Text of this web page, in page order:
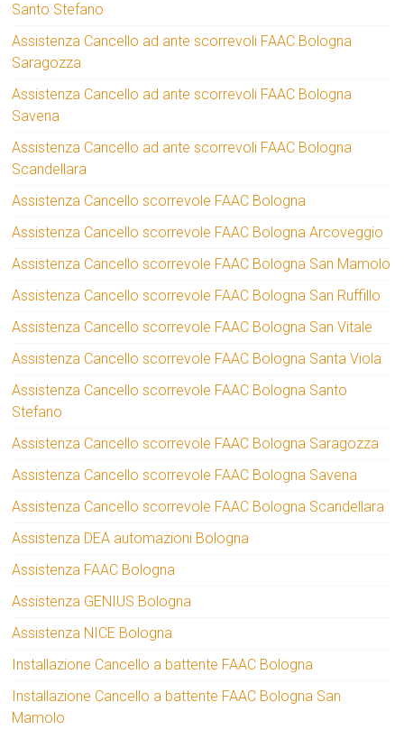
Santo Stefano
Assistenza Cancello ad ante scorrevoli FAAC Bologna
Saragozza
Assistenza Cancello ad ante scorrevoli FAAC Bologna
Savena
Assistenza Cancello ad ante scorrevoli FAAC Bologna
Scandellara
Assistenza Cancello scorrevole FAAC Bologna
Assistenza Cancello scorrevole FAAC Bologna Arcoveggio
Assistenza Cancello scorrevole FAAC Bologna San Mamolo
Assistenza Cancello scorrevole FAAC Bologna San Ruffillo
Assistenza Cancello scorrevole FAAC Bologna San Vitale
Assistenza Cancello scorrevole FAAC Bologna Santa Viola
Assistenza Cancello scorrevole FAAC Bologna Santo
Stefano
Assistenza Cancello scorrevole FAAC Bologna Saragozza
Assistenza Cancello scorrevole FAAC Bologna Savena
Assistenza Cancello scorrevole FAAC Bologna Scandellara
Assistenza DEA automazioni Bologna
Assistenza FAAC Bologna
Assistenza GENIUS Bologna
Assistenza NICE Bologna
Installazione Cancello a battente FAAC Bologna
Installazione Cancello a battente FAAC Bologna San
Mamolo